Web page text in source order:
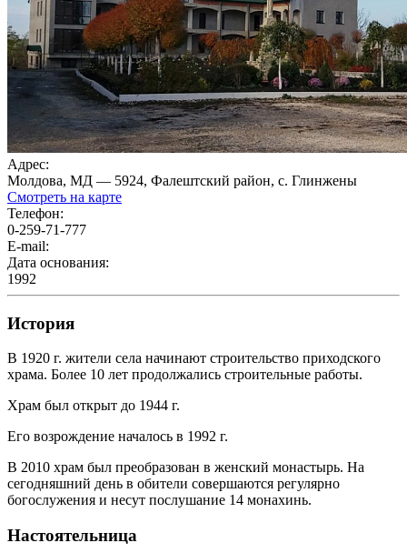
Адрес:
Молдова, МД — 5924, Фалештский район, с. Глинжены
Смотреть на карте
Телефон:
0-259-71-777
E-mail:
Дата основания:
1992
История
В 1920 г. жители села начинают строительство приходского
храма. Более 10 лет продолжались строительные работы.
Храм был открыт до 1944 г.
Его возрождение началось в 1992 г.
В 2010 храм был преобразован в женский монастырь. На
сегодняшний день в обители совершаются регулярно
богослужения и несут послушание 14 монахинь.
Настоятельница